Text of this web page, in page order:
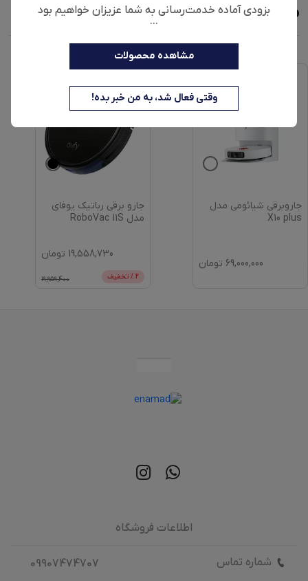
بزودی آماده خدمت‌رسانی به شما عزیزان خواهیم بود
...
مشاهده محصولات
وقتی فعال شد، به من خبر بده!
محصولات مشابه
جاروبرقی شیائومی مدل
X10 plus
69,000,000 تومان
جارو برقی رباتیک یوفای
مدل RoboVac 11S
19,558,730 تومان
2 % تخفیف 19,959,400
اطلاعات فروشگاه
شماره تماس 09907474707